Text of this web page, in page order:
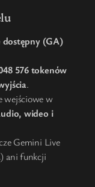
dostępny (GA)
576 tokenów
.
wejściowe w
wideo i
Gemini Live
ani funkcji